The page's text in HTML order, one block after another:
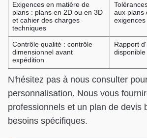
Exigences en matière de
plans : plans en 2D ou en 3D
et cahier des charges
techniques
aux plans
Contrôle qualité : contrôle
dimensionnel avant
expédition
Rapport
N'hésitez pas à nous consulter
personnalisation. Nous vous
professionnels et un plan de devis
besoins spécifiques.